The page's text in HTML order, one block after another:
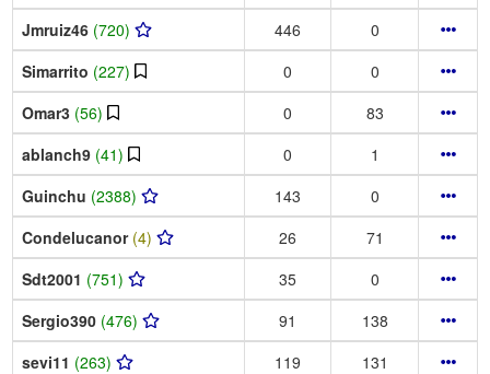
Jmruiz46 (720) 446
0
Simarrito (227) 0
0
Omar3 (56) 0
83
ablanch9 (41) 0
1
Guinchu (2388) 143
0
Condelucanor (4) 26
71
Sdt2001 (751) 35
0
Sergio390 (476) 91
138
sevi11 (263) 119
131